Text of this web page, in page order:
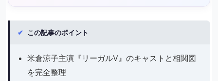
✔ この記事のポイント
米倉涼子主演『リーガルV』のキャストと相関図
を完全整理